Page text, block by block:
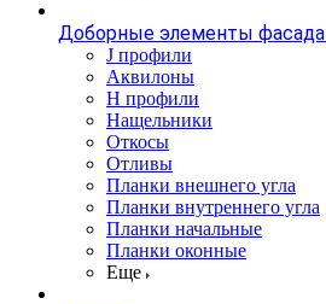
Доборные элементы фасада
J профили
Аквилоны
Н профили
Нащельники
Откосы
Отливы
Планки внешнего угла
Планки внутреннего угла
Планки начальные
Планки оконные
Еще